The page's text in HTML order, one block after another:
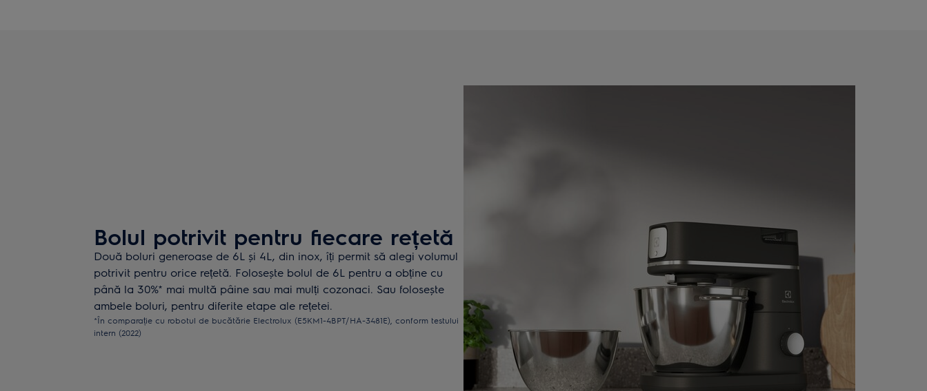
Bolul potrivit pentru fiecare rețetă
Două boluri generoase de 6L și 4L, din inox, îți permit să alegi volumul
potrivit pentru orice rețetă. Folosește bolul de 6L pentru a obține cu
până la 30%* mai multă pâine sau mai mulți cozonaci. Sau folosește
ambele boluri, pentru diferite etape ale rețetei.
*În comparație cu robotul de bucătărie Electrolux (E5KM1-4BPT/HA-3481E), conform testului
intern (2022)